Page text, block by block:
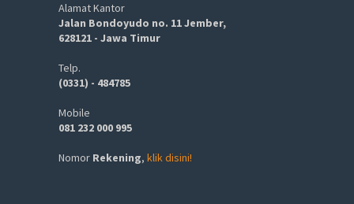
Alamat Kantor
Jalan Bondoyudo no. 11 Jember,
628121 - Jawa Timur
Telp.
(0331) - 484785
Mobile
081 232 000 995
Nomor Rekening, klik disini!